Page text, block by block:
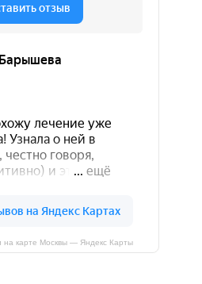
на карте Москвы — Яндекс Карты